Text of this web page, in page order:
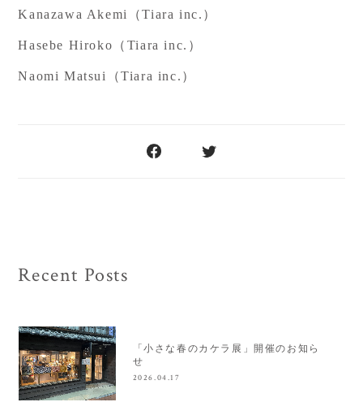
Kanazawa Akemi（Tiara inc.）
Hasebe Hiroko（Tiara inc.）
Naomi Matsui（Tiara inc.）
Recent Posts
「小さな春のカケラ展」開催のお知ら
せ
2026.04.17